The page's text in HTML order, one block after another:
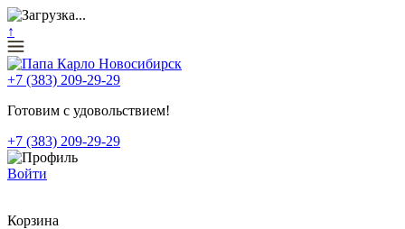
↑
+7 (383) 209-29-29
Готовим с удовольствием!
+7 (383) 209-29-29
Войти
Корзина